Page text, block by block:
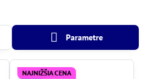
Parametre
NAJNIŽŠIA CENA